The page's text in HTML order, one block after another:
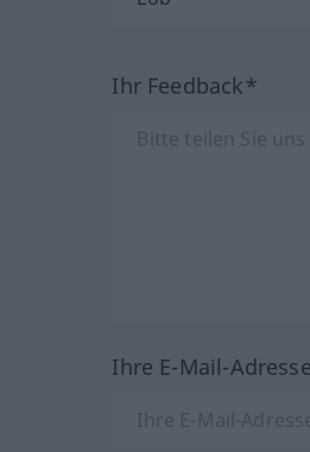
Ihr Feedback*
Ihre E-Mail-